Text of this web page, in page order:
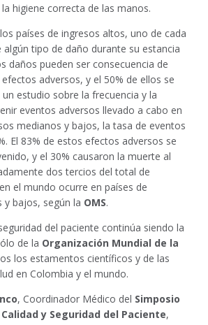
higiene correcta de las manos.
países de ingresos altos, uno de cada
algún tipo de daño durante su estancia
daños pueden ser consecuencia de
adversos, y el 50% de ellos se
estudio sobre la frecuencia y la
eventos adversos llevado a cabo en
medianos y bajos, la tasa de eventos
El 83% de estos efectos adversos se
y el 30% causaron la muerte al
dos tercios del total de
el mundo ocurre en países de
y bajos, según la OMS.
del paciente continúa siendo la
de la Organización Mundial de la
los estamentos científicos y de las
en Colombia y el mundo.
, Coordinador Médico del Simposio
y Seguridad del Paciente,